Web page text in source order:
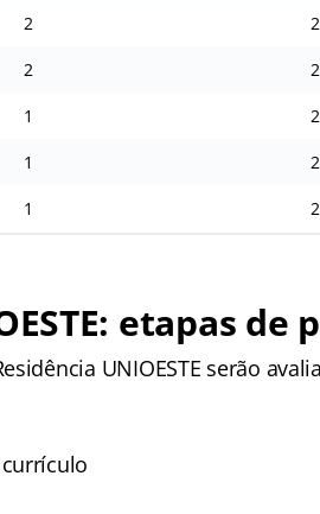
2
2
1
1
1
etapas de
UNIOESTE serão